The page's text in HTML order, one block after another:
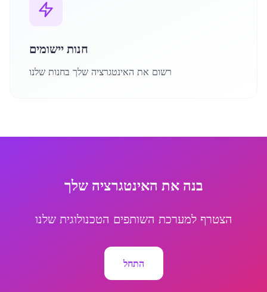
חנות יישומים
רשום את האינטגרציה שלך בחנות שלנו
בנה את האינטגרציה שלך
הצטרף למערכת השותפים הטכנולוגית שלנו
התחל